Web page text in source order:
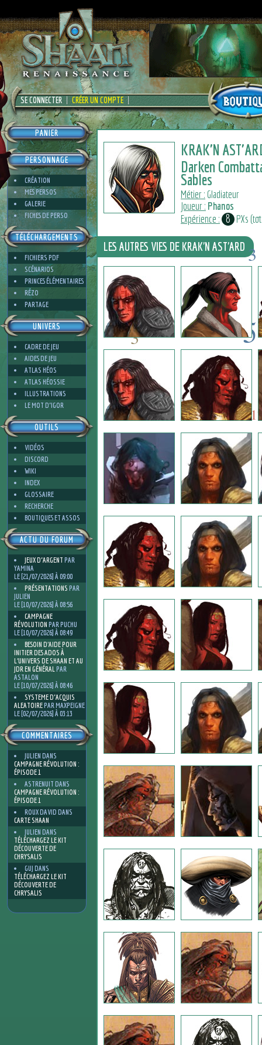
SE CONNECTER CRÉER UN COMPTE
PANIER
PERSONNAGE
CRÉATION
MES PERSOS
GALERIE
FICHES DE PERSO
TÉLÉCHARGEMENTS
FICHIERS PDF
SCÉNARIOS
PRINCES ÉLÉMENTAIRES
RÉZO
PARTAGE
UNIVERS
CADRE DE JEU
AIDES DE JEU
ATLAS HÉOS
ATLAS HÉOSSIE
ILLUSTRATIONS
LE MOT D'IGOR
OUTILS
VIDÉOS
DISCORD
WIKI
INDEX
GLOSSAIRE
RECHERCHE
BOUTIQUES ET ASSOS
ACTU DU FORUM
JEUX D'ARGENT PAR
YAMINA
LE [21/07/2026] À 09:00
PRÉSENTATIONS PAR
JULIEN
LE [10/07/2026] À 08:56
CAMPAGNE
RÉVOLUTION PAR PUCHU
LE [10/07/2026] À 08:49
BESOIN D’AIDE POUR
INITIER DES ADOS À
L’UNIVERS DE SHAAN ET AU
JDR EN GÉNÉRALPAR
ASTALON
LE [10/07/2026] À 08:46
SYSTEME D'ACQUIS
ALEATOIREPAR MAXPEIGNE
LE [02/07/2026] À 03:13
COMMENTAIRES
JULIEN DANS
CAMPAGNE RÉVOLUTION :
ÉPISODE 1
ASTRENUIT DANS
CAMPAGNE RÉVOLUTION :
ÉPISODE 1
ROUX DAVID DANS
CARTE SHAAN
JULIEN DANS
TÉLÉCHARGEZ LE KIT
DÉCOUVERTE DE
CHRYSALIS
GUJ DANS
TÉLÉCHARGEZ LE KIT
DÉCOUVERTE DE
CHRYSALIS
KRAK'N
Darken
Sables
Métier : Gladiateur
Joueur : Phanos
Expérience : 8 PXs
6
7
5
7
1
3
4
3
3
3
LES AUTRES VIES DE KRAK'N AST'ARD